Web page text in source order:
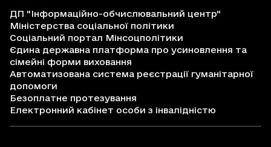
ДП "Інформаційно-обчислювальний центр"
Міністерства соціальної політики
Соціальний портал Мінсоцполітики
Єдина державна платформа про усиновлення та
сімейні форми виховання
Автоматизована система реєстрації гуманітарної
допомоги
Безоплатне протезування
Електронний кабінет особи з інвалідністю